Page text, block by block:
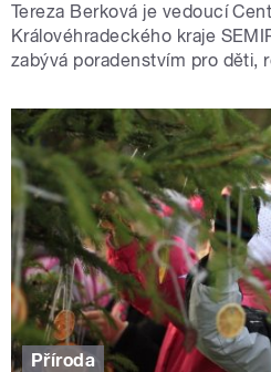
Tereza Berková je vedoucí
Královéhradeckého kraje
zabývá poradenstvím pro děti,
Příroda